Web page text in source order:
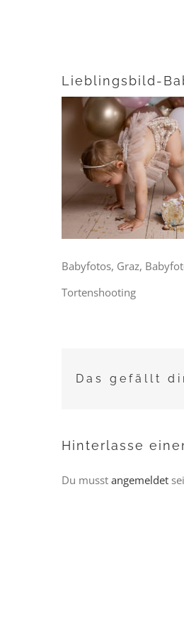
Lieblingsbild-
Babyfotos, Graz,
Tortenshooting
Das gefällt
Hinterlasse
Du musst angemeldet